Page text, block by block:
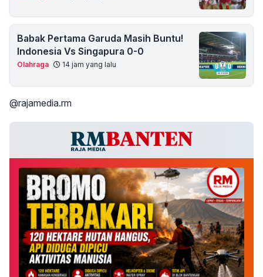
Babak Pertama Garuda Masih Buntu!
Indonesia Vs Singapura 0-0
Olahraga 14 jam yang lalu
@rajamedia.rm